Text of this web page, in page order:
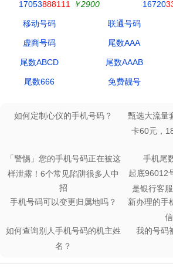
17053888111 ￥2900 16720
移动号码 联通号码
虚商号码 尾数AAA
尾数ABCD 尾数AAAB
尾数666 免费靓号
如何定制心仪的手机号码？ 甄选大流量
卡60元，
「警惕」您的手机号码正在被这
样泄露！6个常见陷阱很多人中
招
手机尾
起底96012
是银行客
手机号码可以变更归属地吗？ 新办理的手
如何查询别人手机号码的机主姓
名？
我的号码